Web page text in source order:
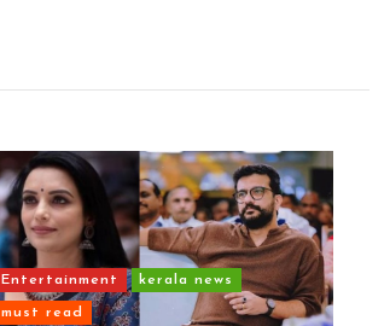
Entertainment kerala news
must read